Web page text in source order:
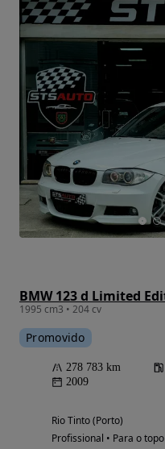
1995 cm3 • 204 cv
Promovido
278 783 km
2009
Rio Tinto (Porto)
Profissional • Para o topo